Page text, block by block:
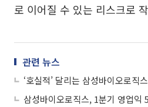
로 이어질 수 있는 리스크로
관련 뉴스
삼성바이오로직스, 1분기 영업